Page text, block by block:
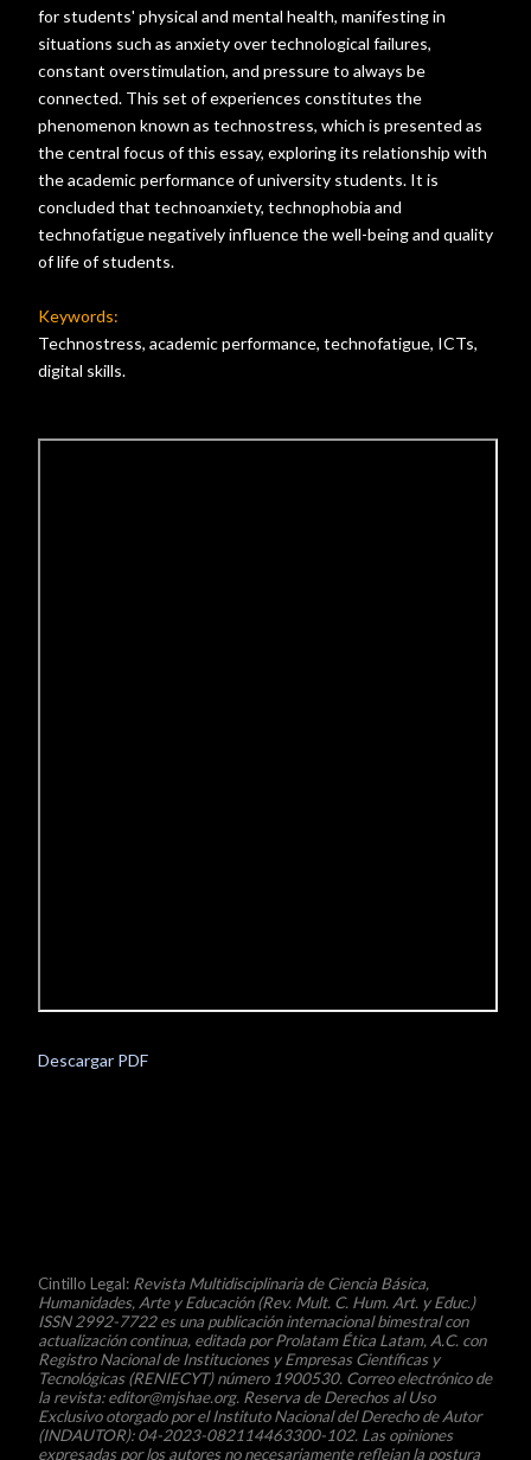
for students' physical and mental health, manifesting in
situations such as anxiety over technological failures,
constant overstimulation, and pressure to always be
connected. This set of experiences constitutes the
phenomenon known as technostress, which is presented as
the central focus of this essay, exploring its relationship with
the academic performance of university students. It is
concluded that technoanxiety, technophobia and
technofatigue negatively influence the well-being and quality
of life of students.
Keywords:
Technostress, academic performance, technofatigue, ICTs,
digital skills.
Descargar PDF
Cintillo Legal: Revista Multidisciplinaria de Ciencia Básica,
Humanidades, Arte y Educación(Rev. Mult. C. Hum. Art. y Educ.)
ISSN 2992-7722 es una publicación internacional bimestral con
actualización continua, editada por Prolatam Ética Latam, A.C. con
Registro Nacional de Instituciones y Empresas Científicas y
Tecnológicas (RENIECYT) número 1900530. Correo electrónico de
la revista: editor@mjshae.org. Reserva de Derechos al Uso
Exclusivo otorgado por el Instituto Nacional del Derecho de Autor
(INDAUTOR): 04-2023-082114463300-102. Las opiniones
expresadas por los autores no necesariamente reflejan la postura